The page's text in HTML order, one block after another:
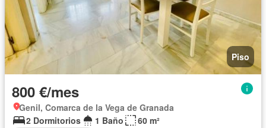
Piso
800 €/mes
Genil, Comarca de la Vega de Granada
2 Dormitorios
1 Baño
60 m²